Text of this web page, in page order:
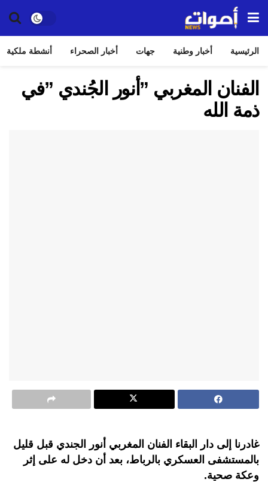
الرئيسية أخبار وطنية جهات أخبار الصحراء أنشطة ملكية
الفنان المغربي ”أنور الجُندي ”في
ذمة الله
غادرنا إلى دار البقاء الفنان المغربي أنور الجندي قبل قليل
بالمستشفى العسكري بالرباط، بعد أن دخل له على إثر
وعكة صحية.